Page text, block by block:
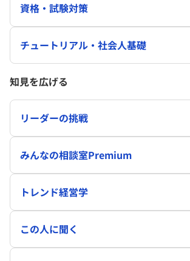
資格・試験対策
チュートリアル・社会人基礎
知見を広げる
リーダーの挑戦
みんなの相談室Premium
トレンド経営学
この人に聞く